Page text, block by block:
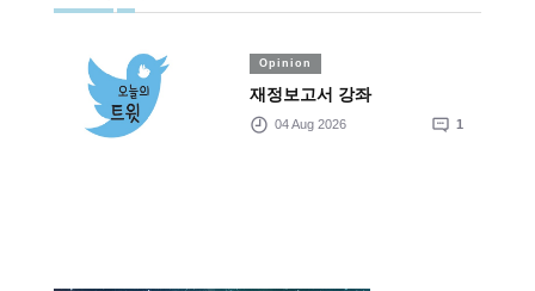
Opinion
재정보고서 강좌
04 Aug 2026 1